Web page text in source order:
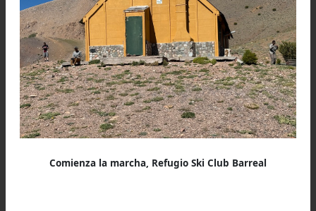
La frontera es atravesada por cantidad
portezuelos que apenas llegan a los cuatro
metros que -por permeables- tienen
prolongada trayectoria en el tráfico de
animales y personas. Pasos que van a
extraordinarios espacios grabados por al
glaciar recorridos por generosas corrientes
La presencia incaica en la actual provincia